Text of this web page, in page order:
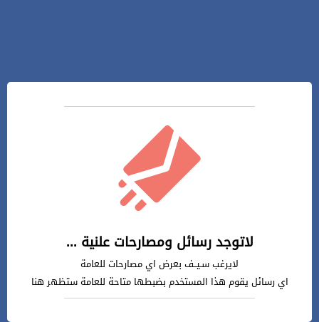
لاتوجد رسائل ومصارحات علنية ...
لايرغب سـيــف بعرض اي مصارحات للعامة
اي رسائل يقوم هذا المستخدم بضبطها متاحة للعامة ستظهر هنا